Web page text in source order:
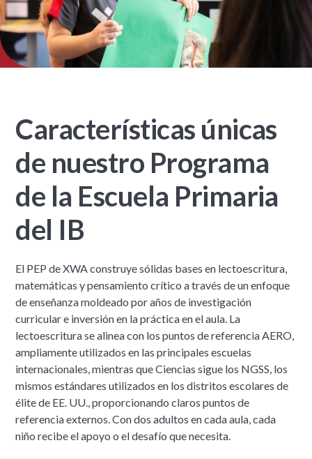
Características únicas
de nuestro Programa
de la Escuela Primaria
del IB
El PEP de XWA construye sólidas bases en lectoescritura,
matemáticas y pensamiento crítico a través de un enfoque
de enseñanza moldeado por años de investigación
curricular e inversión en la práctica en el aula. La
lectoescritura se alinea con los puntos de referencia AERO,
ampliamente utilizados en las principales escuelas
internacionales, mientras que Ciencias sigue los NGSS, los
mismos estándares utilizados en los distritos escolares de
élite de EE. UU., proporcionando claros puntos de
referencia externos. Con dos adultos en cada aula, cada
niño recibe el apoyo o el desafío que necesita.